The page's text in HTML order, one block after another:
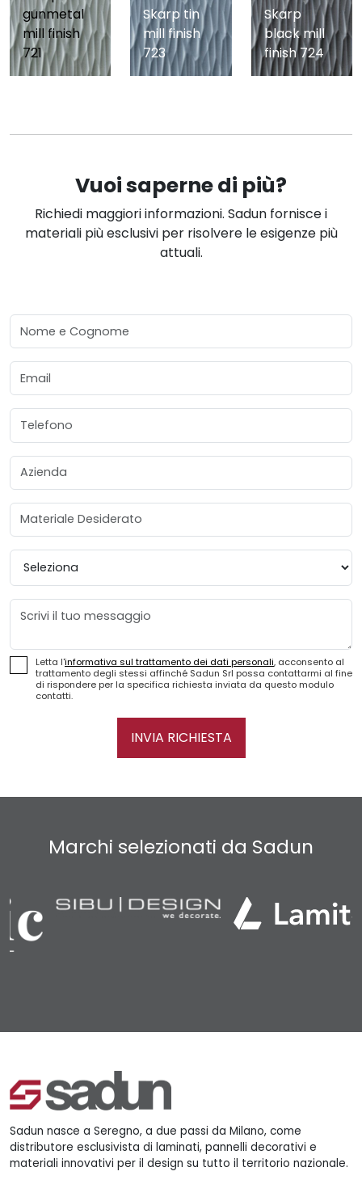
gunmetal
mill finish
721
Skarp tin
mill finish
723
Skarp
black mill
finish 724
Vuoi saperne di più?
Richiedi maggiori informazioni. Sadun fornisce i
materiali più esclusivi per risolvere le esigenze più
attuali.
Nome e Cognome
Email
Telefono
Azienda
Materiale Desiderato
Provincia
Messaggio
Letta l'informativa sul trattamento dei dati personali, acconsento al
trattamento degli stessi affinché Sadun Srl possa contattarmi al fine
di rispondere per la specifica richiesta inviata da questo modulo
contatti.
INVIA RICHIESTA
Marchi selezionati da Sadun
Sadun nasce a Seregno, a due passi da Milano, come
distributore esclusivista di laminati, pannelli decorativi e
materiali innovativi per il design su tutto il territorio nazionale.